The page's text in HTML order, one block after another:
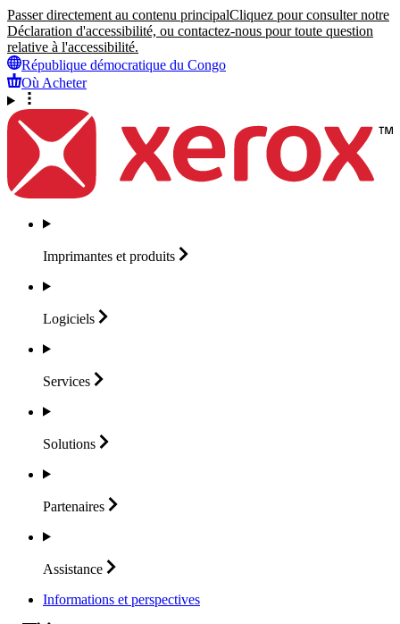
Passer directement au contenu principalCliquez pour consulter notre
Déclaration d'accessibilité, ou contactez-nous pour toute question
relative à l'accessibilité.
République démocratique du Congo
Où Acheter
Imprimantes et produits
Logiciels
Services
Solutions
Partenaires
Assistance
Informations et perspectives